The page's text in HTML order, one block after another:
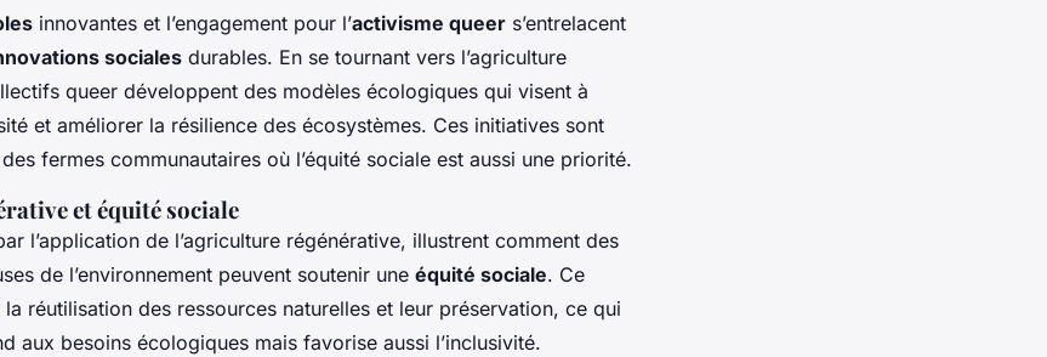
innovantes et l’engagement pour l’activisme queer s’entrelacent
sociales durables. En se tournant vers l’agriculture
queer développent des modèles écologiques qui visent à
et améliorer la résilience des écosystèmes. Ces initiatives sont
fermes communautaires où l’équité sociale est aussi une priorité.
et équité sociale
l’application de l’agriculture régénérative, illustrent comment des
de l’environnement peuvent soutenir une équité sociale. Ce
réutilisation des ressources naturelles et leur préservation, ce qui
aux besoins écologiques mais favorise aussi l’inclusivité.